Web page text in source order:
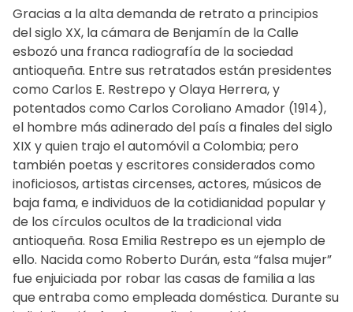
Gracias a la alta demanda de retrato a principios
del siglo XX, la cámara de Benjamín de la Calle
esbozó una franca radiografía de la sociedad
antioqueña. Entre sus retratados están presidentes
como Carlos E. Restrepo y Olaya Herrera, y
potentados como Carlos Coroliano Amador (1914),
el hombre más adinerado del país a finales del siglo
XIX y quien trajo el automóvil a Colombia; pero
también poetas y escritores considerados como
inoficiosos, artistas circenses, actores, músicos de
baja fama, e individuos de la cotidianidad popular y
de los círculos ocultos de la tradicional vida
antioqueña. Rosa Emilia Restrepo es un ejemplo de
ello. Nacida como Roberto Durán, esta “falsa mujer”
fue enjuiciada por robar las casas de familia a las
que entraba como empleada doméstica. Durante su